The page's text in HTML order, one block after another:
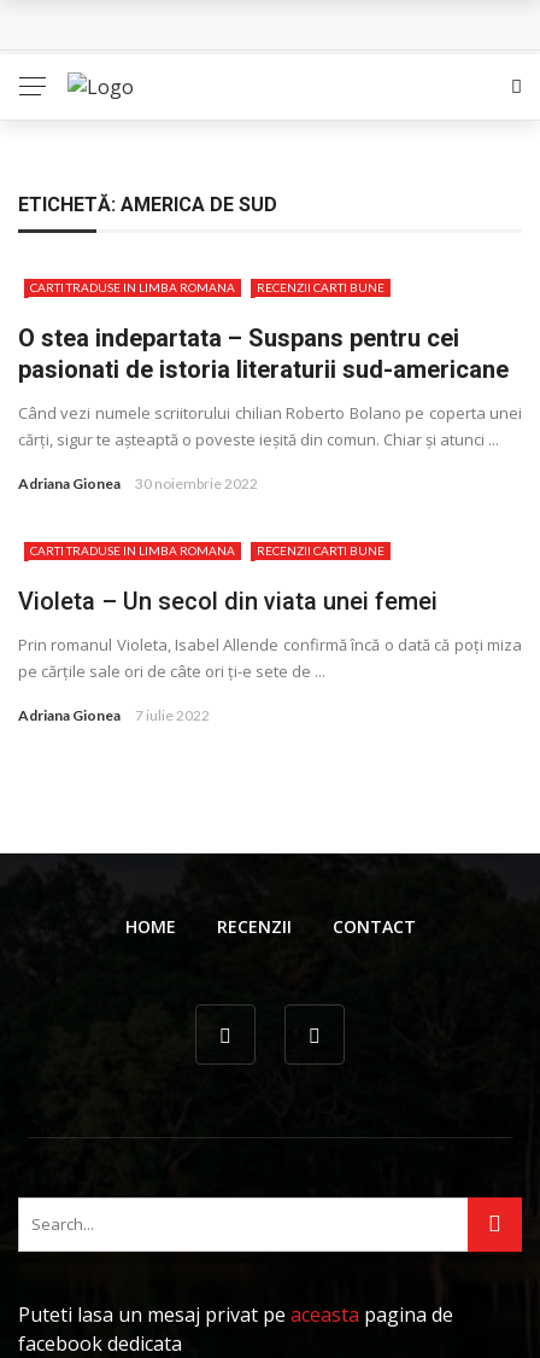
Bolla – O iubire interzisa din Pristina
Indragostitii de Franz K. – Justitiarii literaturii
ETICHETĂ: AMERICA DE SUD
CARTI TRADUSE IN LIMBA ROMANA RECENZII CARTI BUNE
O stea indepartata – Suspans pentru cei
pasionati de istoria literaturii sud-americane
Când vezi numele scriitorului chilian Roberto Bolano pe coperta unei
cărţi, sigur te așteaptă o poveste ieșită din comun. Chiar și atunci ...
Adriana Gionea 30 noiembrie 2022
CARTI TRADUSE IN LIMBA ROMANA RECENZII CARTI BUNE
Violeta – Un secol din viata unei femei
Prin romanul Violeta, Isabel Allende confirmă încă o dată că poţi miza
pe cărţile sale ori de câte ori ţi-e sete de ...
Adriana Gionea 7 iulie 2022
HOME RECENZII CONTACT
Puteti lasa un mesaj privat pe aceasta pagina de
facebook dedicata